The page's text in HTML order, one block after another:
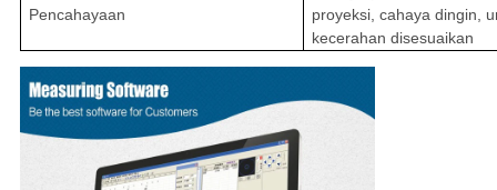
Pencahayaan
proyeksi, cahaya dingin,
kecerahan disesuaikan